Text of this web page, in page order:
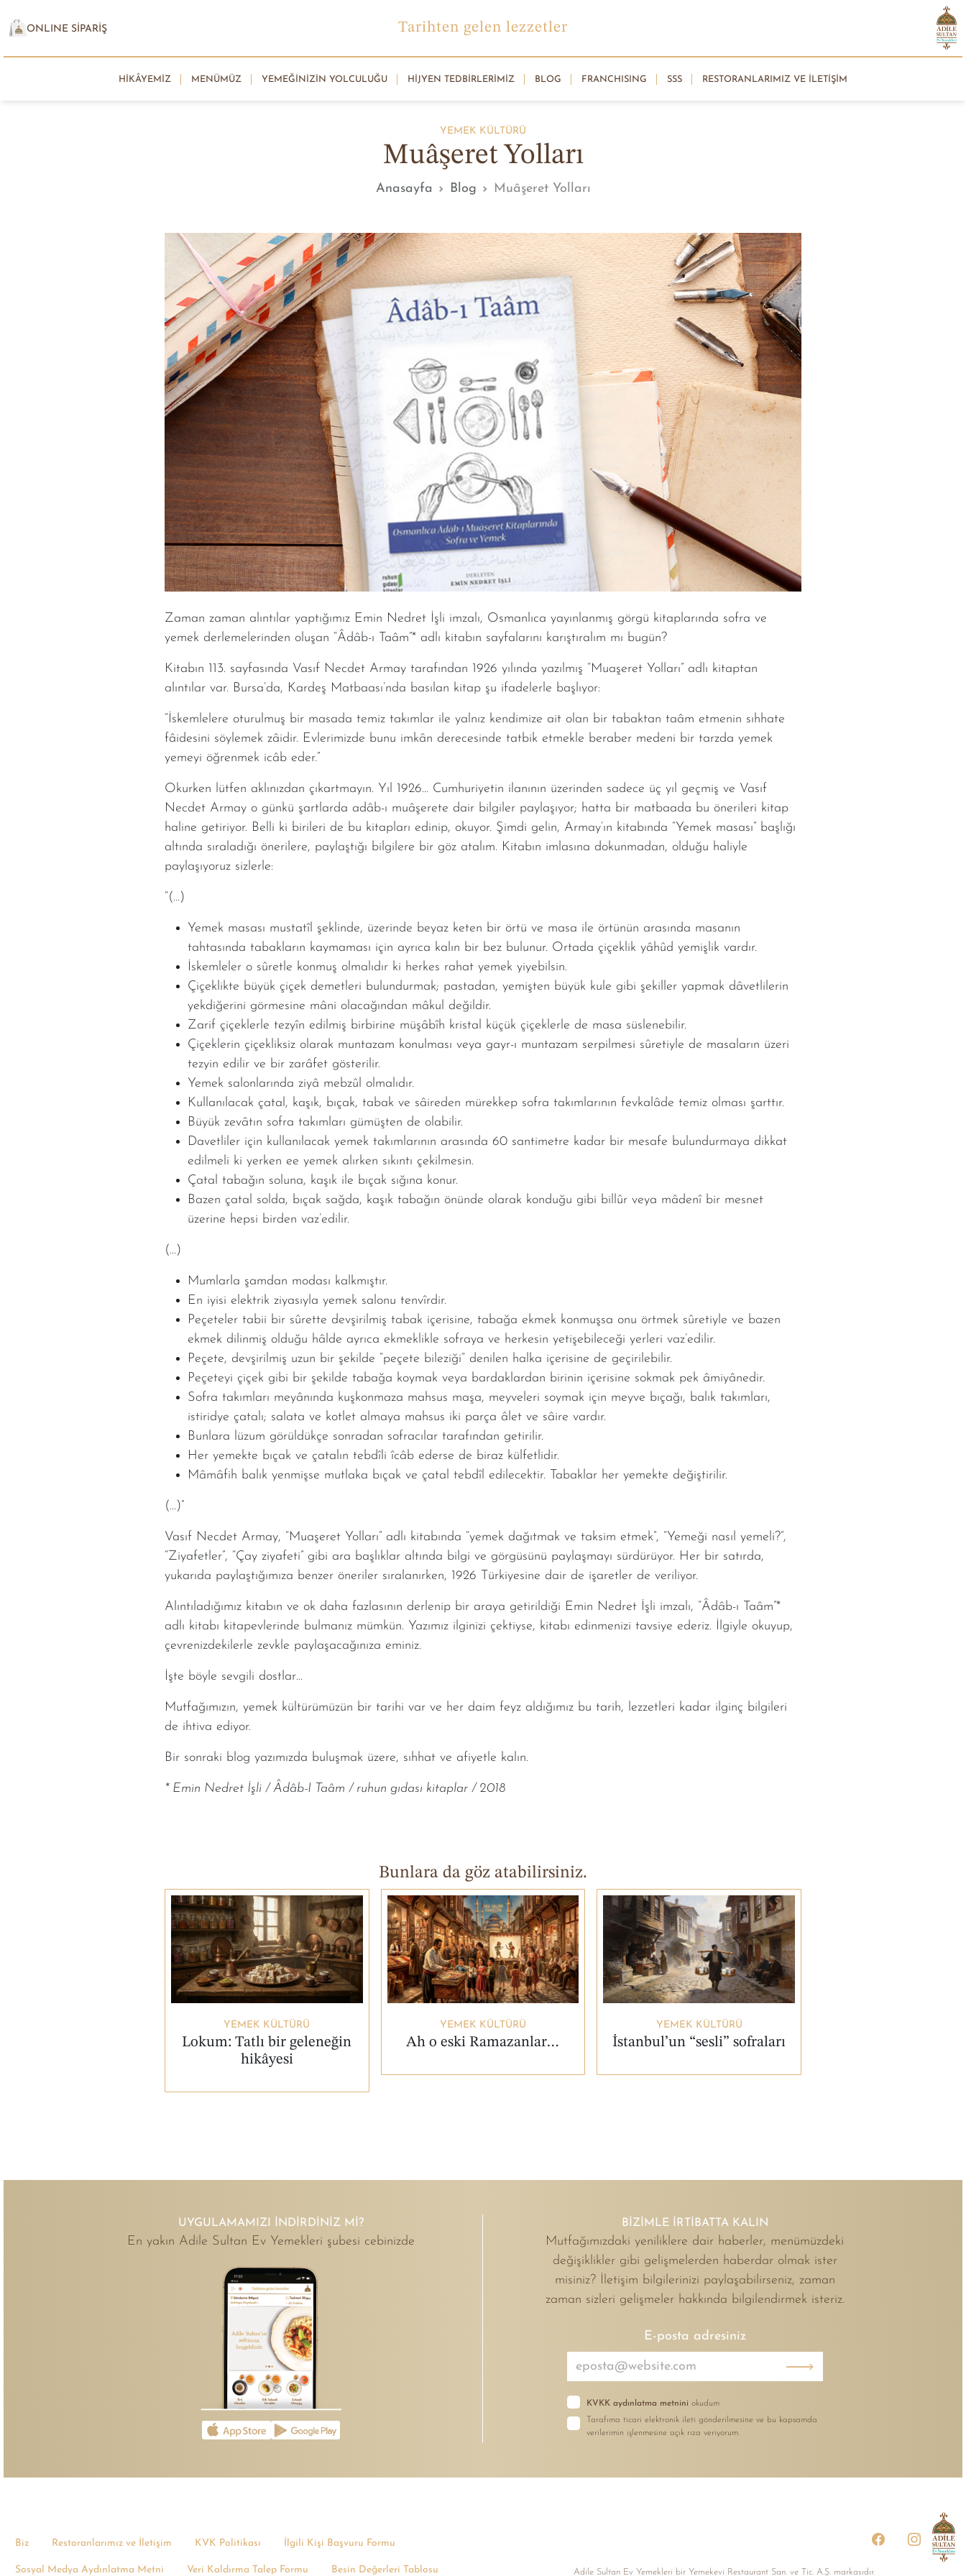
ONLINE SİPARİŞ Tarihten gelen lezzetler
HIKÂYEMIZ MENÜMÜZ YEMEĞINIZIN YOLCULUĞU HIJYEN TEDBIRLERIMIZ BLOG FRANCHISING SSS RESTORANLARIMIZ VE İLETIŞIM
YEMEK KÜLTÜRÜ
Muâşeret Yolları
Anasayfa Blog Muâşeret Yolları
Zaman zaman alıntılar yaptığımız Emin Nedret İşli imzalı, Osmanlıca yayınlanmış görgü kitaplarında sofra ve
yemek derlemelerinden oluşan “Âdâb-ı Taâm”* adlı kitabın sayfalarını karıştıralım mı bugün?
Kitabın 113. sayfasında Vasıf Necdet Armay tarafından 1926 yılında yazılmış “Muaşeret Yolları” adlı kitaptan
alıntılar var. Bursa’da, Kardeş Matbaası’nda basılan kitap şu ifadelerle başlıyor:
“İskemlelere oturulmuş bir masada temiz takımlar ile yalnız kendimize ait olan bir tabaktan taâm etmenin sıhhate
fâidesini söylemek zâidir. Evlerimizde bunu imkân derecesinde tatbik etmekle beraber medeni bir tarzda yemek
yemeyi öğrenmek icâb eder.”
Okurken lütfen aklınızdan çıkartmayın. Yıl 1926… Cumhuriyetin ilanının üzerinden sadece üç yıl geçmiş ve Vasıf
Necdet Armay o günkü şartlarda adâb-ı muâşerete dair bilgiler paylaşıyor; hatta bir matbaada bu önerileri kitap
haline getiriyor. Belli ki birileri de bu kitapları edinip, okuyor. Şimdi gelin, Armay’ın kitabında “Yemek masası” başlığı
altında sıraladığı önerilere, paylaştığı bilgilere bir göz atalım. Kitabın imlasına dokunmadan, olduğu haliyle
paylaşıyoruz sizlerle:
“(…)
Yemek masası mustatîl şeklinde, üzerinde beyaz keten bir örtü ve masa ile örtünün arasında masanın
tahtasında tabakların kaymaması için ayrıca kalın bir bez bulunur. Ortada çiçeklik yâhûd yemişlik vardır.
İskemleler o sûretle konmuş olmalıdır ki herkes rahat yemek yiyebilsin.
Çiçeklikte büyük çiçek demetleri bulundurmak; pastadan, yemişten büyük kule gibi şekiller yapmak dâvetlilerin
yekdiğerini görmesine mâni olacağından mâkul değildir.
Zarif çiçeklerle tezyîn edilmiş birbirine müşâbîh kristal küçük çiçeklerle de masa süslenebilir.
Çiçeklerin çiçekliksiz olarak muntazam konulması veya gayr-ı muntazam serpilmesi sûretiyle de masaların üzeri
tezyin edilir ve bir zarâfet gösterilir.
Yemek salonlarında ziyâ mebzûl olmalıdır.
Kullanılacak çatal, kaşık, bıçak, tabak ve sâireden mürekkep sofra takımlarının fevkalâde temiz olması şarttır.
Büyük zevâtın sofra takımları gümüşten de olabilir.
Davetliler için kullanılacak yemek takımlarının arasında 60 santimetre kadar bir mesafe bulundurmaya dikkat
edilmeli ki yerken ee yemek alırken sıkıntı çekilmesin.
Çatal tabağın soluna, kaşık ile bıçak sığına konur.
Bazen çatal solda, bıçak sağda, kaşık tabağın önünde olarak konduğu gibi billûr veya mâdenî bir mesnet
üzerine hepsi birden vaz’edilir.
(…)
Mumlarla şamdan modası kalkmıştır.
En iyisi elektrik ziyasıyla yemek salonu tenvîrdir.
Peçeteler tabii bir sûrette devşirilmiş tabak içerisine, tabağa ekmek konmuşsa onu örtmek sûretiyle ve bazen
ekmek dilinmiş olduğu hâlde ayrıca ekmeklikle sofraya ve herkesin yetişebileceği yerleri vaz’edilir.
Peçete, devşirilmiş uzun bir şekilde “peçete bileziği“ denilen halka içerisine de geçirilebilir.
Peçeteyi çiçek gibi bir şekilde tabağa koymak veya bardaklardan birinin içerisine sokmak pek âmiyânedir.
Sofra takımları meyânında kuşkonmaza mahsus maşa, meyveleri soymak için meyve bıçağı, balık takımları,
istiridye çatalı; salata ve kotlet almaya mahsus iki parça âlet ve sâire vardır.
Bunlara lüzum görüldükçe sonradan sofracılar tarafından getirilir.
Her yemekte bıçak ve çatalın tebdîli îcâb ederse de biraz külfetlidir.
Mâmâfih balık yenmişse mutlaka bıçak ve çatal tebdîl edilecektir. Tabaklar her yemekte değiştirilir.
(…)”
Vasıf Necdet Armay, “Muaşeret Yolları” adlı kitabında “yemek dağıtmak ve taksim etmek”, “Yemeği nasıl yemeli?”,
“Ziyafetler”, “Çay ziyafeti” gibi ara başlıklar altında bilgi ve görgüsünü paylaşmayı sürdürüyor. Her bir satırda,
yukarıda paylaştığımıza benzer öneriler sıralanırken, 1926 Türkiyesine dair de işaretler de veriliyor.
Alıntıladığımız kitabın ve ok daha fazlasının derlenip bir araya getirildiği Emin Nedret İşli imzalı, “Âdâb-ı Taâm”*
adlı kitabı kitapevlerinde bulmanız mümkün. Yazımız ilginizi çektiyse, kitabı edinmenizi tavsiye ederiz. İlgiyle okuyup,
çevrenizdekilerle zevkle paylaşacağınıza eminiz.
İşte böyle sevgili dostlar…
Mutfağımızın, yemek kültürümüzün bir tarihi var ve her daim feyz aldığımız bu tarih, lezzetleri kadar ilginç bilgileri
de ihtiva ediyor.
Bir sonraki blog yazımızda buluşmak üzere, sıhhat ve afiyetle kalın.
* Emin Nedret İşli / Âdâb-I Taâm / ruhun gıdası kitaplar / 2018
Bunlara da göz atabilirsiniz.
YEMEK KÜLTÜRÜ
Lokum: Tatlı bir geleneğin
hikâyesi
YEMEK KÜLTÜRÜ
Ah o eski Ramazanlar…
YEMEK KÜLTÜRÜ
İstanbul’un “sesli” sofraları
UYGULAMAMIZI İNDIRDINIZ MI?
En yakın Adile Sultan Ev Yemekleri şubesi cebinizde
BİZİMLE İRTİBATTA KALIN
Mutfağımızdaki yeniliklere dair haberler, menümüzdeki
değişiklikler gibi gelişmelerden haberdar olmak ister
misiniz? İletişim bilgilerinizi paylaşabilirseniz, zaman
zaman sizleri gelişmeler hakkında bilgilendirmek isteriz.
E-posta adresiniz
KVKK aydınlatma metnini okudum
Tarafıma ticari elektronik ileti gönderilmesine ve bu kapsamda
verilerimin işlenmesine açık rıza veriyorum.
Biz Restoranlarımız ve İletişim KVK Politikası İlgili Kişi Başvuru Formu
Sosyal Medya Aydınlatma Metni Veri Kaldırma Talep Formu Besin Değerleri Tablosu Adile Sultan Ev Yemekleri bir Yemekevi Restaurant San. ve Tic. A.Ș. markasıdır.